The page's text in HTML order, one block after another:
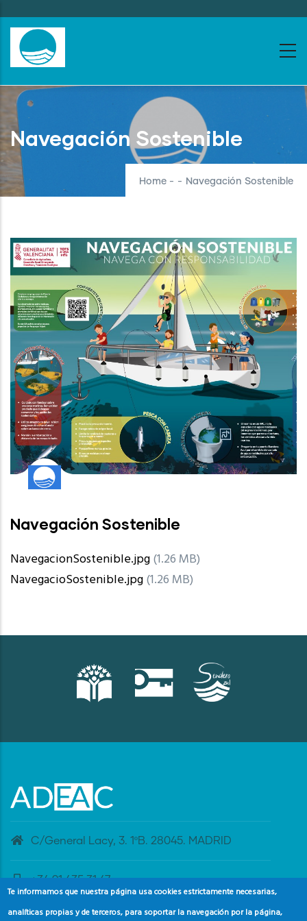
to
main
content
Navegación Sostenible
Home - - Navegación Sostenible
Navegación Sostenible
NavegacionSostenible.jpg(1.26 MB)
NavegacioSostenible.jpg(1.26 MB)
C/General Lacy, 3. 1ºB. 28045. MADRID
+34 91 435 31 47
Te informamos que nuestra página usa cookies estrictamente necesarias,
analíticas propias y de terceros, para soportar la navegación por la página,